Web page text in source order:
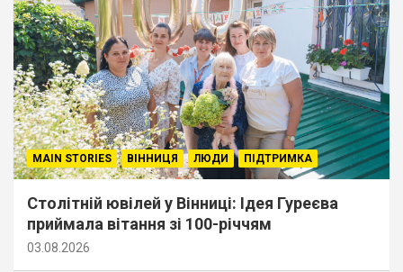
MAIN STORIES ВІННИЦЯ ЛЮДИ ПІДТРИМКА
Столітній ювілей у Вінниці: Ідея Гуреєва
приймала вітання зі 100-річчям
03.08.2026